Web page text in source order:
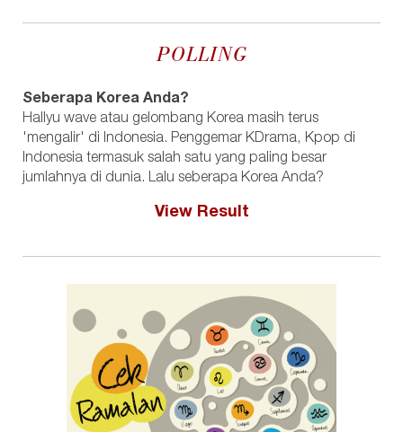
POLLING
Seberapa Korea Anda?
Hallyu wave atau gelombang Korea masih terus
'mengalir' di Indonesia. Penggemar KDrama, Kpop di
Indonesia termasuk salah satu yang paling besar
jumlahnya di dunia. Lalu seberapa Korea Anda?
View Result